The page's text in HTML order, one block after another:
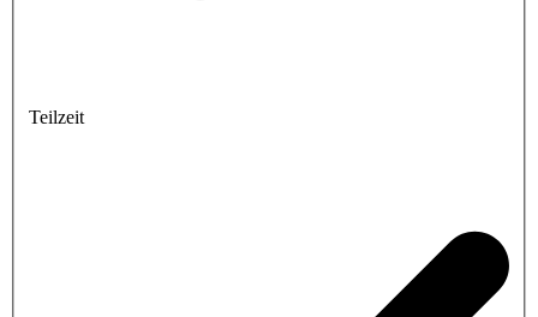
Teilzeit